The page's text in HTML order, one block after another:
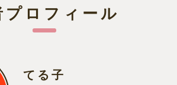
プロフィール
てる子